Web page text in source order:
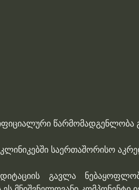
წარმომადგენლობა
გავლა